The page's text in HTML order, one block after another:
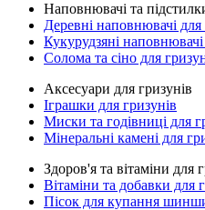
Наповнювачі та
Деревні наповнювачі для
Кукурудзяні наповнювачі
Солома та сіно для
Аксесуари для гризунів
Іграшки для гризунів
Миски та годівниці для
Мінеральні камені для
Здоров'я та вітаміни для
Вітаміни та добавки для
Пісок для купання